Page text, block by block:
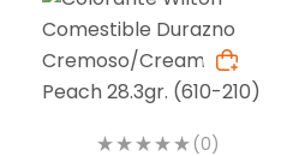
(0)